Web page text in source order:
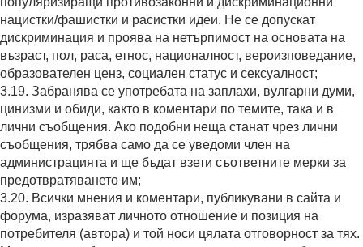
нацистки/фашистки и расистки идеи. Не се допускат
дискриминация и проява на нетърпимост на основата на
възраст, пол, раса, етнос, националност, вероизповедание,
образователен ценз, социален статус и сексуалност;
3.19. Забранява се употребата на заплахи, вулгарни думи,
цинизми и обиди, както в коментари по темите, така и в
лични съобщения. Ако подобни неща станат чрез лични
съобщения, трябва само да се уведоми член на
администрацията и ще бъдат взети съответните мерки за
предотвратяването им;
3.20. Всички мнения и коментари, публикувани в сайта и
форума, изразяват личното отношение и позиция на
потребителя (автора) и той носи цялата отговорност за тях.